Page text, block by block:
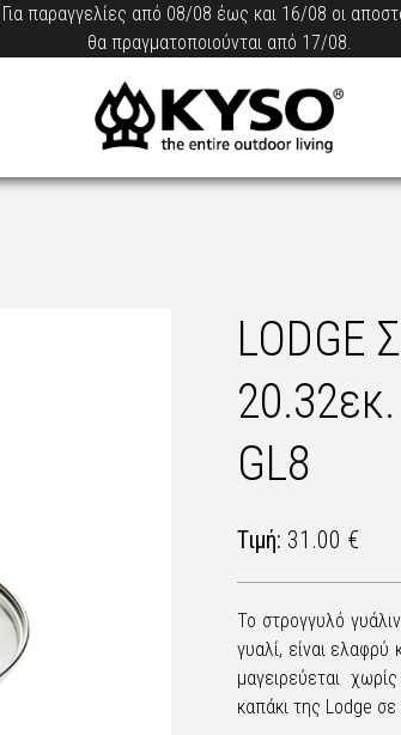
Για παραγγελίες από 08/08 έως και 16/08 οι
θα πραγματοποιούνται από 17/08.
LODGE
GL8
Τιμή: 31.00 €
Το στρογγυλό
γυαλί, είναι
μαγειρεύεται
καπάκι της Lodge